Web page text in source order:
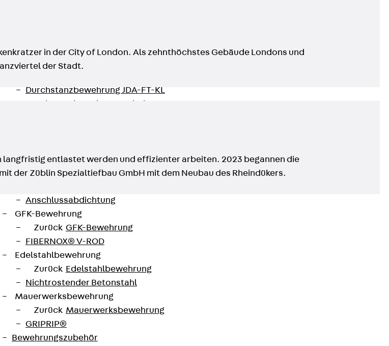
Durchstanzbewehrung
Zurück Durchstanzbewehrung
Durchstanzbewehrung JDA-FT-KL
Durchstanzbewehrung Zubehör
Rückbiegeanschlüsse
Zurück Rückbiegeanschlüsse
Anschlussabdichtung
GFK-Bewehrung
Zurück GFK-Bewehrung
FIBERNOX® V-ROD
Edelstahlbewehrung
Zurück Edelstahlbewehrung
Nichtrostender Betonstahl
Mauerwerksbewehrung
Zurück Mauerwerksbewehrung
GRIPRIP®
Bewehrungszubehör
in der City of London. Als zehnthöchstes Gebäude Londons und
der Stadt.
entlastet werden und effizienter arbeiten. 2023 begannen die
der Züblin Spezialtiefbau GmbH mit dem Neubau des Rheindükers.